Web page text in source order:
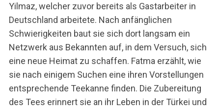
Yilmaz, welcher zuvor bereits als Gastarbeiter in
Deutschland arbeitete. Nach anfänglichen
Schwierigkeiten baut sie sich dort langsam ein
Netzwerk aus Bekannten auf, in dem Versuch, sich
eine neue Heimat zu schaffen. Fatma erzählt, wie
sie nach einigem Suchen eine ihren Vorstellungen
entsprechende Teekanne finden. Die Zubereitung
des Tees erinnert sie an ihr Leben in der Türkei und